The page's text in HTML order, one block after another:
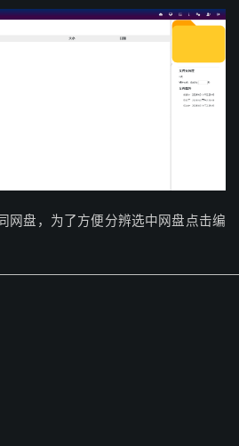
网盘，为了方便分辨选中网盘点击编